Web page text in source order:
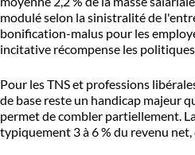
modulé selon la sinistralité de
bonification-malus pour les
incitative récompense les
Pour les TNS et professions
de base reste un handicap majeur
permet de combler partiellement.
typiquement 3 à 6 % du revenu